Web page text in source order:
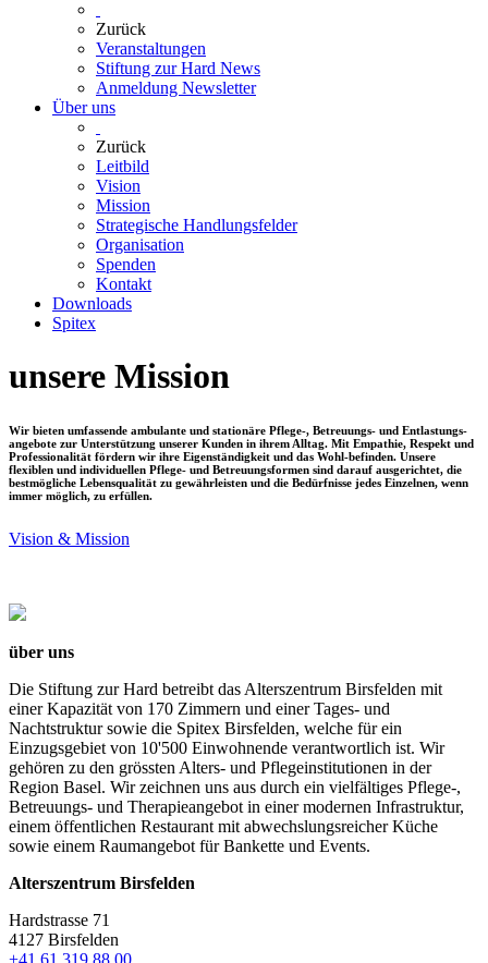
Zurück
Veranstaltungen
Stiftung zur Hard News
Anmeldung Newsletter
Über uns
Zurück
Leitbild
Vision
Mission
Strategische Handlungsfelder
Organisation
Spenden
Kontakt
Downloads
Spitex
unsere Mission
Wir bieten umfassende ambulante und stationäre Pflege-, Betreuungs- und Entlastungs-
angebote zur Unterstützung unserer Kunden in ihrem Alltag. Mit Empathie, Respekt und
Professionalität fördern wir ihre Eigenständigkeit und das Wohl-befinden. Unsere
flexiblen und individuellen Pflege- und Betreuungsformen sind darauf ausgerichtet, die
bestmögliche Lebensqualität zu gewährleisten und die Bedürfnisse jedes Einzelnen, wenn
immer möglich, zu erfüllen.
Vision & Mission
über uns
Die Stiftung zur Hard betreibt das Alterszentrum Birsfelden mit
einer Kapazität von 170 Zimmern und einer Tages- und
Nachtstruktur sowie die Spitex Birsfelden, welche für ein
Einzugsgebiet von 10'500 Einwohnende verantwortlich ist. Wir
gehören zu den grössten Alters- und Pflegeinstitutionen in der
Region Basel. Wir zeichnen uns aus durch ein vielfältiges Pflege-,
Betreuungs- und Therapieangebot in einer modernen Infrastruktur,
einem öffentlichen Restaurant mit abwechslungsreicher Küche
sowie einem Raumangebot für Bankette und Events.
Alterszentrum Birsfelden
Hardstrasse 71
4127 Birsfelden